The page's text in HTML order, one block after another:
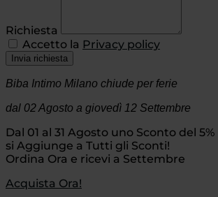
Richiesta
Accetto la Privacy policy
Invia richiesta
Biba Intimo Milano chiude per ferie
dal 02 Agosto a giovedì 12 Settembre
Dal 01 al 31 Agosto uno Sconto del 5%
si Aggiunge a Tutti gli Sconti!
Ordina Ora e ricevi a Settembre
Acquista Ora!